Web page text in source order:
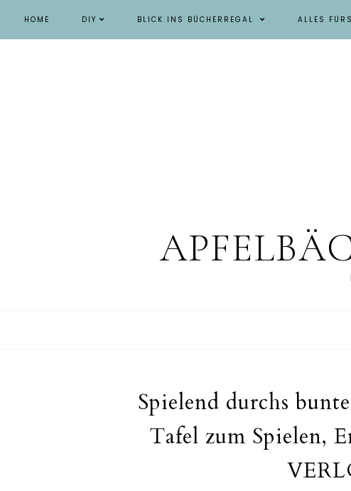
HOME DIY BLICK INS BÜCHERREGAL ALLES
Spielend durchs
Tafel zum Spielen,